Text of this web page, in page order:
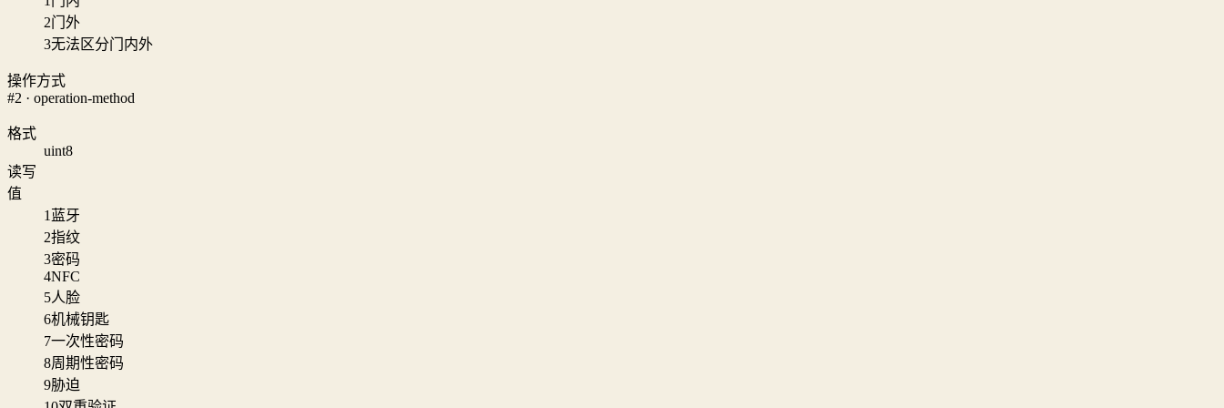
2门外
3无法区分门内外
操作方式
#2 · operation-method
格式
uint8
读写
值
1 蓝牙
2指纹
3密码
4NFC
5人脸
6机械钥匙
7一次性密码
8周期性密码
9胁迫